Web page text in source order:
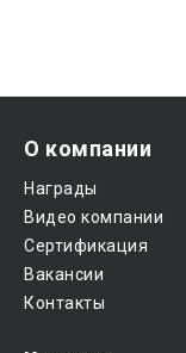
О компании
Награды
Видео компании
Сертификация
Вакансии
Контакты